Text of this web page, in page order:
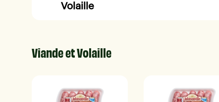
Volaille
Viande et Volaille